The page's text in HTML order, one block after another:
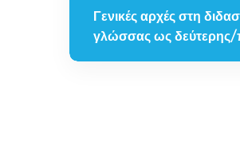
Γενικές αρχές στη
γλώσσας ως δεύτερης/